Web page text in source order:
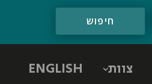
צוות ENGLISH